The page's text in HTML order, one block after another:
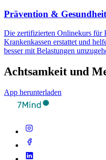
Prävention &
Die zertifizierten Onlinekurs für
Krankenkassen erstattet und
besser mit Belastungen
Achtsamkeit und
App herunterladen